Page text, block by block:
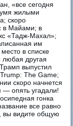
«все сегодня
жилыми
скоро
в Майами; в
«Тадж-Махал»;
им
в списке
любая другая
выпустил
The Game;
скоро начнется
— опять угадали!
гонка
все равно
вы видите общую